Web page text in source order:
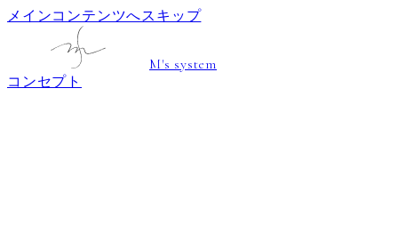
メインコンテンツへスキップ
M's system
コンセプト